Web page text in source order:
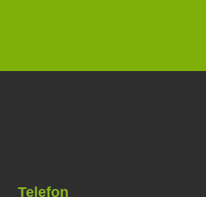
Telefon